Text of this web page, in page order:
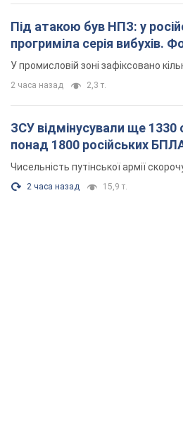
Під атакою був НПЗ: у
прогриміла серія вибухів.
У промисловій зоні зафіксовано
2 часа назад 2,3 т.
ЗСУ відмінусували ще 1330
понад 1800 російських
Чисельність путінської армії
2 часа назад 15,9 т.